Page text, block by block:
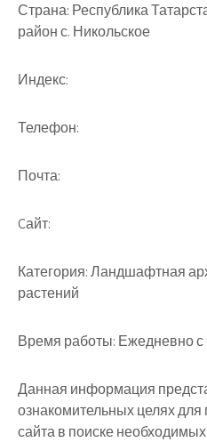
Страна: Республика
район с. Никольское
Индекс:
Телефон:
Почта:
Cайт:
Категория: Ландшафтная
растений
Время работы: Ежедневно с
Данная информация
ознакомительных целях
сайта в поиске